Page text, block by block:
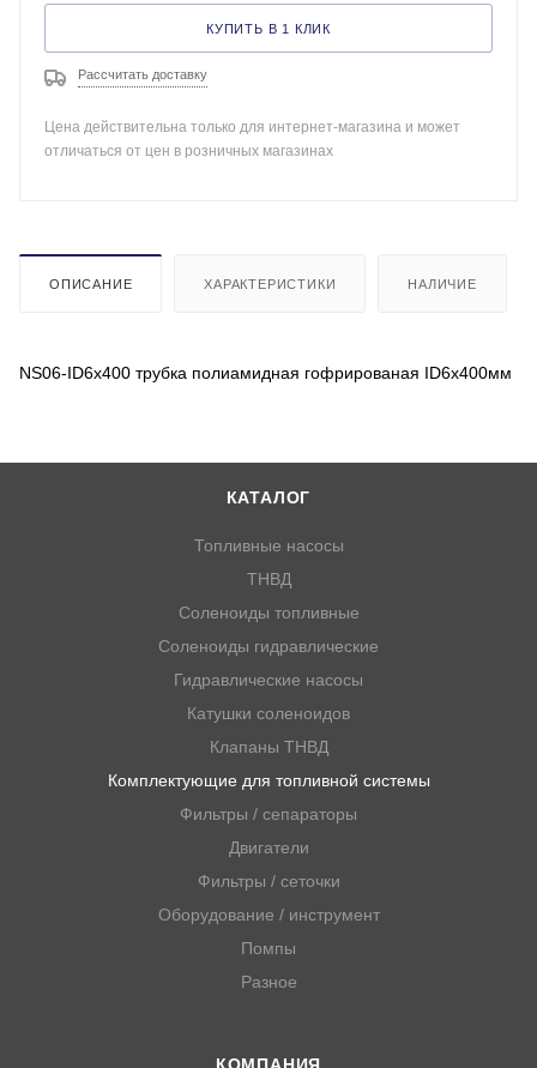
КУПИТЬ В 1 КЛИК
Рассчитать доставку
Цена действительна только для интернет-магазина и может
отличаться от цен в розничных магазинах
ОПИСАНИЕ ХАРАКТЕРИСТИКИ НАЛИЧИЕ
NS06-ID6x400 трубка полиамидная гофрированая ID6x400мм
КАТАЛОГ
Топливные насосы
ТНВД
Соленоиды топливные
Соленоиды гидравлические
Гидравлические насосы
Катушки соленоидов
Клапаны ТНВД
Комплектующие для топливной системы
Фильтры / сепараторы
Двигатели
Фильтры / сеточки
Оборудование / инструмент
Помпы
Разное